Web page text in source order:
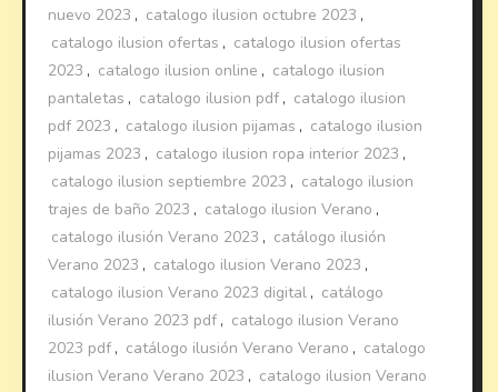
nuevo 2023 , catalogo ilusion octubre 2023 ,
catalogo ilusion ofertas , catalogo ilusion ofertas
2023 , catalogo ilusion online , catalogo ilusion
pantaletas , catalogo ilusion pdf , catalogo ilusion
pdf 2023 , catalogo ilusion pijamas , catalogo ilusion
pijamas 2023 , catalogo ilusion ropa interior 2023 ,
catalogo ilusion septiembre 2023 , catalogo ilusion
trajes de baño 2023 , catalogo ilusion Verano ,
catalogo ilusión Verano 2023 , catálogo ilusión
Verano 2023 , catalogo ilusion Verano 2023 ,
catalogo ilusion Verano 2023 digital , catálogo
ilusión Verano 2023 pdf , catalogo ilusion Verano
2023 pdf , catálogo ilusión Verano Verano , catalogo
ilusion Verano Verano 2023 , catalogo ilusion Verano